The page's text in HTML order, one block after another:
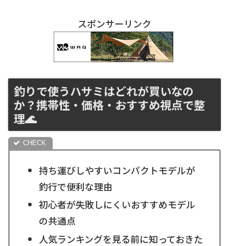
スポンサーリンク
釣りで使うハサミはどれが買いなの
か？携帯性・価格・おすすめ視点で整
理🌊
持ち運びしやすいコンパクトモデルが
釣行で便利な理由
初心者が失敗しにくいおすすめモデル
の共通点
人気ランキングを見る前に知っておきた